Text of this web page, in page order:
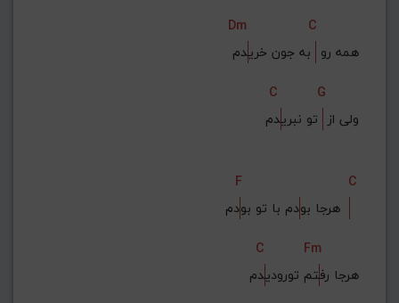
Dm
C
همه رو به جون خریدم
C
G
ولی از تو نبریدم
F
C
هرجا بودم با تو بو
C
Fm
هرجا رفتم تورودیدم